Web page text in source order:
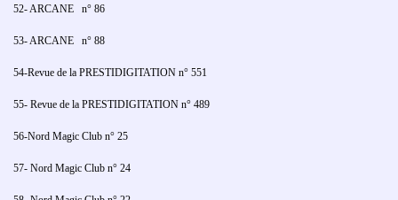
52- ARCANE n° 86
53- ARCANE n° 88
54-Revue de la PRESTIDIGITATION n° 551
55- Revue de la PRESTIDIGITATION n° 489
56-Nord Magic Club n° 25
57- Nord Magic Club n° 24